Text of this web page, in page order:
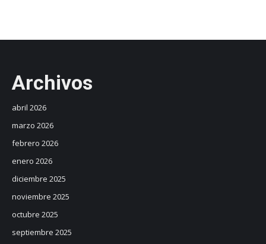
Archivos
abril 2026
marzo 2026
febrero 2026
enero 2026
diciembre 2025
noviembre 2025
octubre 2025
septiembre 2025